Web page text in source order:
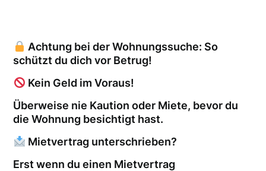
Achtung bei der Wohnungssuche: So
schützt du dich vor Betrug!
Kein Geld im Voraus!
Überweise nie Kaution oder Miete, bevor du
die Wohnung besichtigt hast.
Mietvertrag unterschrieben?
Erst wenn du einen Mietvertrag